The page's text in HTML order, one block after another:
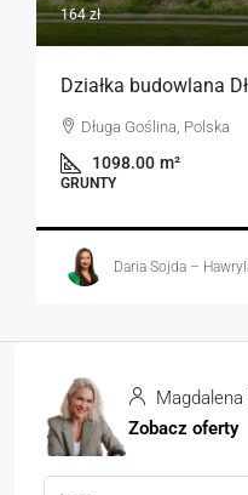
164 zł
Działka budowlana
Długa Goślina, Polska
1098.00 m²
GRUNTY
Daria Sojda –
Magdalena
Zobacz oferty